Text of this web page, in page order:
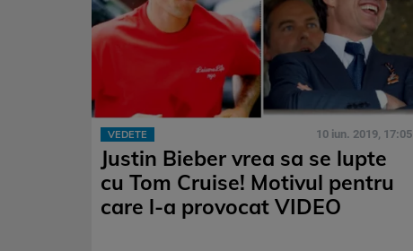
VEDETE 10 iun. 2019, 17:05
Justin Bieber vrea sa se lupte
cu Tom Cruise! Motivul pentru
care l-a provocat VIDEO